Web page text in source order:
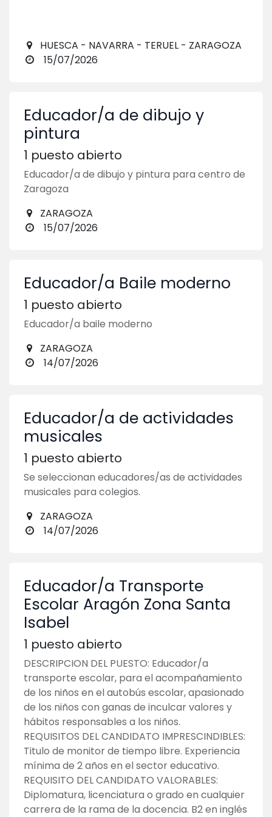
HUESCA - NAVARRA - TERUEL - ZARAGOZA
15/07/2026
Educador/a de dibujo y
pintura
1 puesto abierto
Educador/a de dibujo y pintura para centro de
Zaragoza
ZARAGOZA
15/07/2026
Educador/a Baile moderno
1 puesto abierto
Educador/a baile moderno
ZARAGOZA
14/07/2026
Educador/a de actividades
musicales
1 puesto abierto
Se seleccionan educadores/as de actividades
musicales para colegios.
ZARAGOZA
14/07/2026
Educador/a Transporte
Escolar Aragón Zona Santa
Isabel
1 puesto abierto
DESCRIPCION DEL PUESTO: Educador/a
transporte escolar, para el acompañamiento
de los niños en el autobús escolar, apasionado
de los niños con ganas de inculcar valores y
hábitos responsables a los niños.
REQUISITOS DEL CANDIDATO IMPRESCINDIBLES:
Titulo de monitor de tiempo libre. Experiencia
mínima de 2 años en el sector educativo.
REQUISITO DEL CANDIDATO VALORABLES:
Diplomatura, licenciatura o grado en cualquier
carrera de la rama de la docencia. B2 en inglés